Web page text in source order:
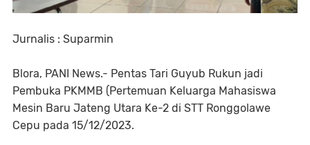
Jurnalis : Suparmin
Blora, PANI News.- Pentas Tari Guyub Rukun jadi
Pembuka PKMMB (Pertemuan Keluarga Mahasiswa
Mesin Baru Jateng Utara Ke-2 di STT Ronggolawe
Cepu pada 15/12/2023.